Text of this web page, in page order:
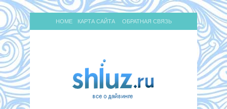
HOME КАРТА САЙТА ОБРАТНАЯ СВЯЗЬ